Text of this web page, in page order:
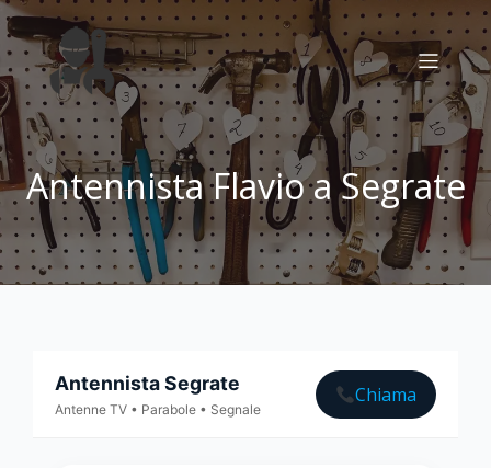
Antennista Flavio a Segrate
Antennista Segrate
Antenne TV • Parabole • Segnale
Chiama